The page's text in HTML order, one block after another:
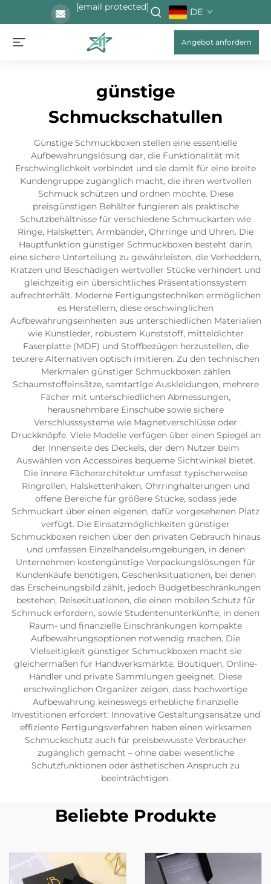
[email protected] DE
Angebot anfordern
günstige
Schmuckschatullen
Günstige Schmuckboxen stellen eine essentielle
Aufbewahrungslösung dar, die Funktionalität mit
Erschwinglichkeit verbindet und sie damit für eine breite
Kundengruppe zugänglich macht, die ihren wertvollen
Schmuck schützen und ordnen möchte. Diese
preisgünstigen Behälter fungieren als praktische
Schutzbehältnisse für verschiedene Schmuckarten wie
Ringe, Halsketten, Armbänder, Ohrringe und Uhren. Die
Hauptfunktion günstiger Schmuckboxen besteht darin,
eine sichere Unterteilung zu gewährleisten, die Verheddern,
Kratzen und Beschädigen wertvoller Stücke verhindert und
gleichzeitig ein übersichtliches Präsentationssystem
aufrechterhält. Moderne Fertigungstechniken ermöglichen
es Herstellern, diese erschwinglichen
Aufbewahrungseinheiten aus unterschiedlichen Materialien
wie Kunstleder, robustem Kunststoff, mitteldichter
Faserplatte (MDF) und Stoffbezügen herzustellen, die
teurere Alternativen optisch imitieren. Zu den technischen
Merkmalen günstiger Schmuckboxen zählen
Schaumstoffeinsätze, samtartige Auskleidungen, mehrere
Fächer mit unterschiedlichen Abmessungen,
herausnehmbare Einschübe sowie sichere
Verschlusssysteme wie Magnetverschlüsse oder
Druckknöpfe. Viele Modelle verfügen über einen Spiegel an
der Innenseite des Deckels, der dem Nutzer beim
Auswählen von Accessoires bequeme Sichtwinkel bietet.
Die innere Fächerarchitektur umfasst typischerweise
Ringrollen, Halskettenhaken, Ohrringhalterungen und
offene Bereiche für größere Stücke, sodass jede
Schmuckart über einen eigenen, dafür vorgesehenen Platz
verfügt. Die Einsatzmöglichkeiten günstiger
Schmuckboxen reichen über den privaten Gebrauch hinaus
und umfassen Einzelhandelsumgebungen, in denen
Unternehmen kostengünstige Verpackungslösungen für
Kundenkäufe benötigen, Geschenksituationen, bei denen
das Erscheinungsbild zählt, jedoch Budgetbeschränkungen
bestehen, Reisesituationen, die einen mobilen Schutz für
Schmuck erfordern, sowie Studentenunterkünfte, in denen
Raum- und finanzielle Einschränkungen kompakte
Aufbewahrungsoptionen notwendig machen. Die
Vielseitigkeit günstiger Schmuckboxen macht sie
gleichermaßen für Handwerksmärkte, Boutiquen, Online-
Händler und private Sammlungen geeignet. Diese
erschwinglichen Organizer zeigen, dass hochwertige
Aufbewahrung keineswegs erhebliche finanzielle
Investitionen erfordert: Innovative Gestaltungsansätze und
effiziente Fertigungsverfahren haben einen wirksamen
Schmuckschutz auch für preisbewusste Verbraucher
zugänglich gemacht – ohne dabei wesentliche
Schutzfunktionen oder ästhetischen Anspruch zu
beeinträchtigen.
Beliebte Produkte